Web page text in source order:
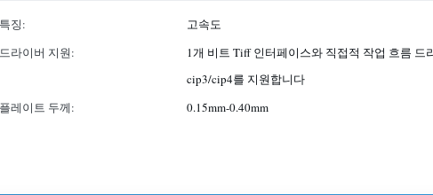
특징:
고속도
드라이버 지원:
1개 비트 Tiff 인터페이스와 직접적 작업 흐름 드
cip3/cip4를 지원합니다
플레이트 두께:
0.15mm-0.40mm